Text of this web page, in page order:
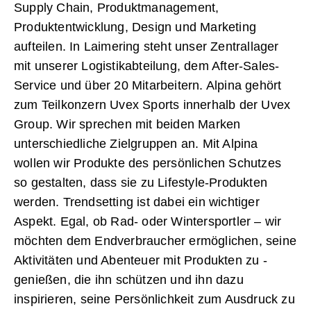
Supply Chain, Produktmanagement,
Produktentwicklung, Design und Marketing
aufteilen. In Laimering steht unser Zentrallager
mit unserer Logistikabteilung, dem After-Sales-
Service und über 20 Mitarbeitern. Alpina gehört
zum Teilkonzern Uvex Sports innerhalb der Uvex
Group. Wir sprechen mit beiden Marken
unterschiedliche Zielgruppen an. Mit Alpina
wollen wir Produkte des persönlichen Schutzes
so gestalten, dass sie zu Lifestyle-Produkten
werden. Trendsetting ist dabei ein wichtiger
Aspekt. Egal, ob Rad- oder Wintersportler – wir
möchten dem Endverbraucher ermöglichen, seine
Aktivitäten und Abenteuer mit Produkten zu ­
genießen, die ihn schützen und ihn dazu
inspirieren, seine Persönlichkeit zum Ausdruck zu